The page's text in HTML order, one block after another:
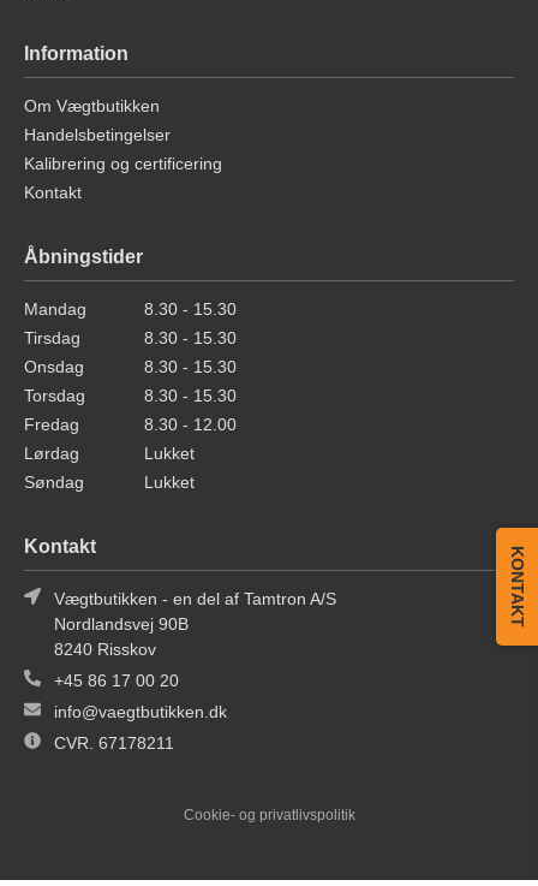
Information
Om Vægtbutikken
Handelsbetingelser
Kalibrering og certificering
Kontakt
Åbningstider
Mandag
8.30 - 15.30
Tirsdag
8.30 - 15.30
Onsdag
8.30 - 15.30
Torsdag
8.30 - 15.30
Fredag
8.30 - 12.00
Lørdag
Lukket
Søndag
Lukket
Kontakt
Vægtbutikken - en del af Tamtron A/S
Nordlandsvej 90B
8240 Risskov
+45 86 17 00 20
info@vaegtbutikken.dk
CVR. 67178211
Cookie- og privatlivspolitik
KONTAKT